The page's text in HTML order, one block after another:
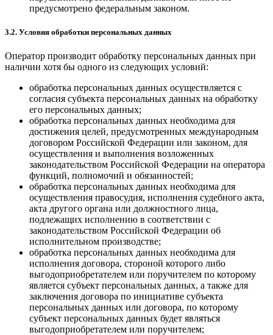
предусмотрено федеральным законом.
3.2. Условия обработки персональных данных
Оператор производит обработку персональных данных при
наличии хотя бы одного из следующих условий:
обработка персональных данных осуществляется с
согласия субъекта персональных данных на обработку
его персональных данных;
обработка персональных данных необходима для
достижения целей, предусмотренных международным
договором Российской Федерации или законом, для
осуществления и выполнения возложенных
законодательством Российской Федерации на оператора
функций, полномочий и обязанностей;
обработка персональных данных необходима для
осуществления правосудия, исполнения судебного акта,
акта другого органа или должностного лица,
подлежащих исполнению в соответствии с
законодательством Российской Федерации об
исполнительном производстве;
обработка персональных данных необходима для
исполнения договора, стороной которого либо
выгодоприобретателем или поручителем по которому
является субъект персональных данных, а также для
заключения договора по инициативе субъекта
персональных данных или договора, по которому
субъект персональных данных будет являться
выгодоприобретателем или поручителем;